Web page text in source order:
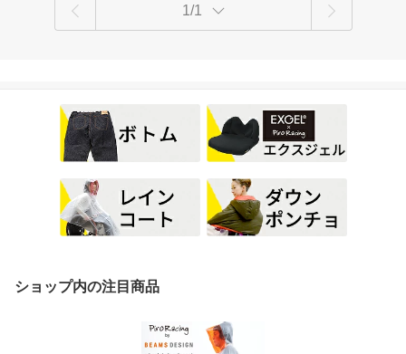
1/1
ショップ内の注目商品